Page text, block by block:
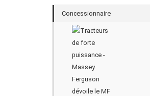
Concessionnaire